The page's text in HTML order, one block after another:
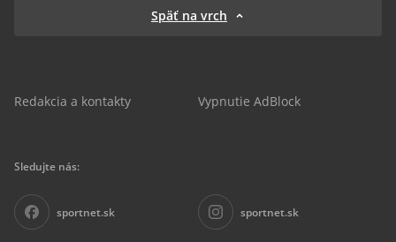
Späť na vrch
Redakcia a kontakty Vypnutie AdBlock
Sledujte nás:
sportnet.sk sportnet.sk